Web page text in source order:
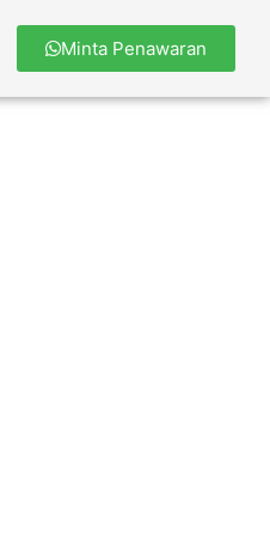
Minta Penawaran